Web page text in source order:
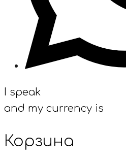
I speak
and my currency is
Корзина